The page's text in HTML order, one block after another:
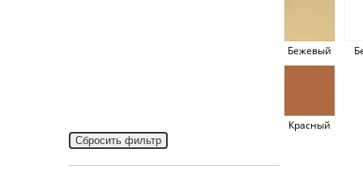
Бежевый
Красный